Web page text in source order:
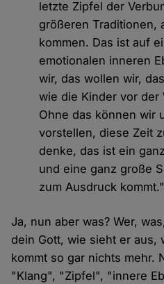
letzte Zipfel der
größeren Traditionen,
kommen. Das ist auf
emotionalen inneren
wir, das wollen wir,
wie die Kinder vor der
Ohne das können wir
vorstellen, diese Zeit
denke, das ist ein
und eine ganz große
zum Ausdruck kommt."
Ja, nun aber was? Wer,
dein Gott, wie sieht er aus,
kommt so gar nichts mehr.
"Klang", "Zipfel", "innere